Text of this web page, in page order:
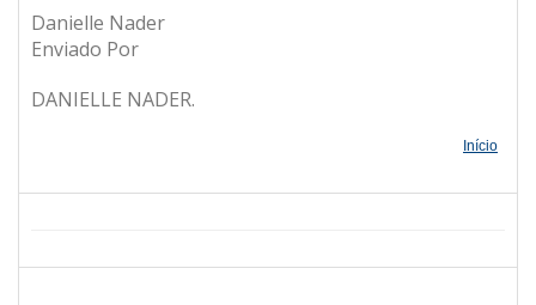
Danielle Nader
Enviado Por
DANIELLE NADER.
Início